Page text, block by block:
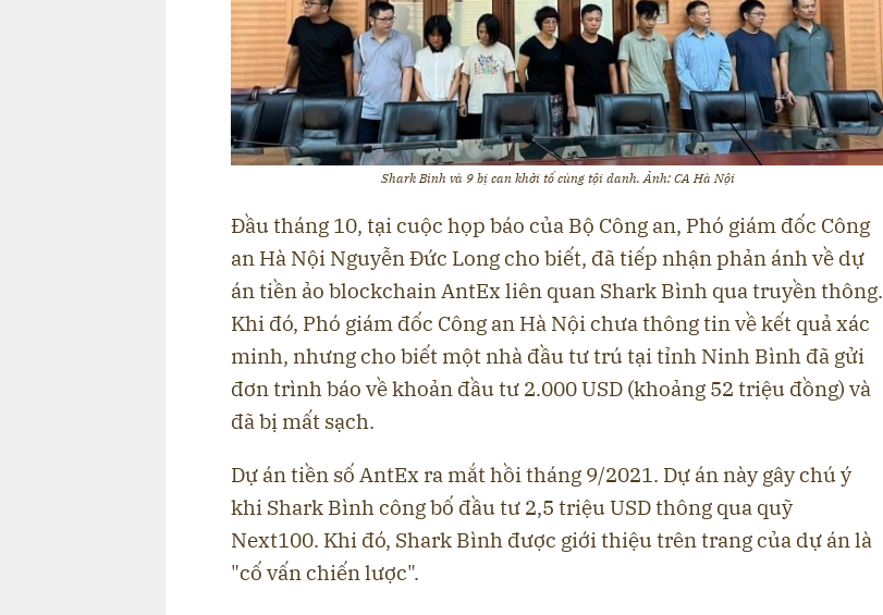
Shark Bình và 9 bị can khởi tố cùng tội danh. Ảnh: CA Hà Nội
Đầu tháng 10, tại cuộc họp báo của Bộ Công an, Phó giám đốc Công
an Hà Nội Nguyễn Đức Long cho biết, đã tiếp nhận phản ánh về dự
án tiền ảo blockchain AntEx liên quan Shark Bình qua truyền thông.
Khi đó, Phó giám đốc Công an Hà Nội chưa thông tin về kết quả xác
minh, nhưng cho biết một nhà đầu tư trú tại tỉnh Ninh Bình đã gửi
đơn trình báo về khoản đầu tư 2.000 USD (khoảng 52 triệu đồng) và
đã bị mất sạch.
Dự án tiền số AntEx ra mắt hồi tháng 9/2021. Dự án này gây chú ý
khi Shark Bình công bố đầu tư 2,5 triệu USD thông qua quỹ
Next100. Khi đó, Shark Bình được giới thiệu trên trang của dự án là
"cố vấn chiến lược".